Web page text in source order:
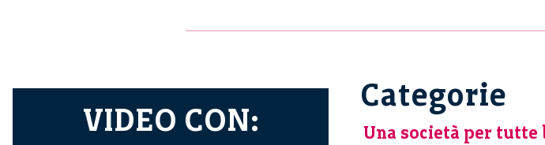
VIDEO CON:
Categorie
Una società per tutte